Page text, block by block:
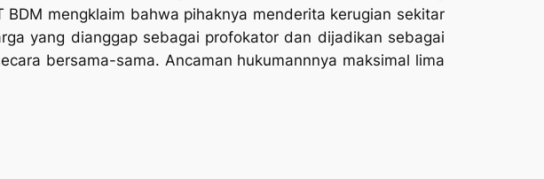
mengklaim bahwa pihaknya menderita kerugian sekitar
yang dianggap sebagai profokator dan dijadikan sebagai
bersama-sama. Ancaman hukumannnya maksimal lima